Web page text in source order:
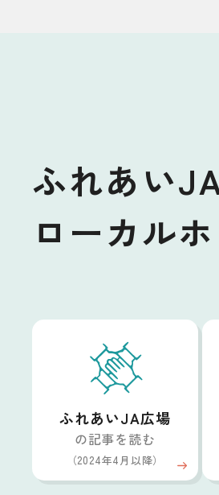
ふれあい
ローカル
ふれあいJA広場
の記事を読む
（2024年4月以降）